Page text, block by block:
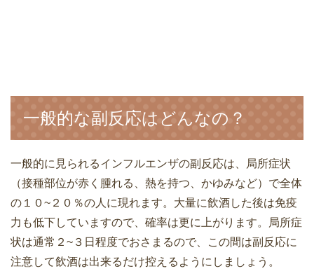
一般的な副反応はどんなの？
一般的に見られるインフルエンザの副反応は、局所症状
（接種部位が赤く腫れる、熱を持つ、かゆみなど）で全体
の１０~２０％の人に現れます。大量に飲酒した後は免疫
力も低下していますので、確率は更に上がります。局所症
状は通常２~３日程度でおさまるので、この間は副反応に
注意して飲酒は出来るだけ控えるようにしましょう。